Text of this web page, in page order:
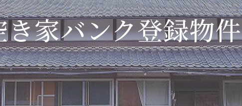
き家バンク登録物件